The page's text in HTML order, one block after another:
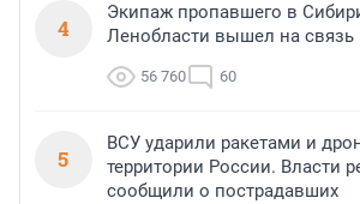
4
Экипаж пропавшего в
Ленобласти вышел на связь
56 760 60
5
ВСУ ударили ракетами и
территории России. Власти
сообщили о пострадавших